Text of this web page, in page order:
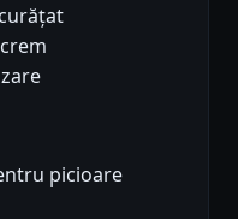
picioare